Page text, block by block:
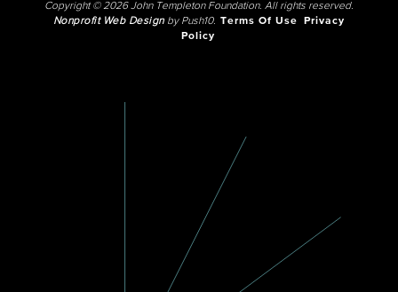
Copyright © 2026 John Templeton Foundation. All rights reserved.
Nonprofit Web Designby Push10. Terms Of Use
Privacy
Policy